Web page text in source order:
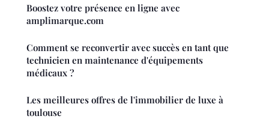
Boostez votre présence en ligne avec
amplimarque.com
Comment se reconvertir avec succès en tant que
technicien en maintenance d'équipements
médicaux ?
Les meilleures offres de l'immobilier de luxe à
toulouse